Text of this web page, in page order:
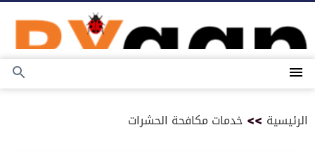
إلى
المحتوى
القائمة
بحث
الرئيسية >> خدمات مكافحة الحشرات